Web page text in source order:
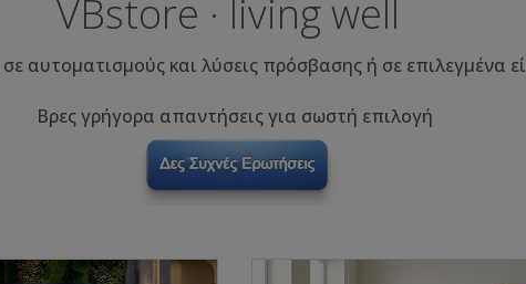
VBstore · living well
αυτοματισμούς και λύσεις πρόσβασης ή σε επιλεγμένα
Βρες γρήγορα απαντήσεις για σωστή επιλογή